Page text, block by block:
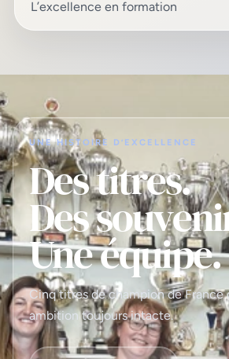
L’excellence en formation
UNE HISTOIRE D’EXCELLENCE
Des titres.
Des
Une équipe.
Cinq titres de champion de France
ambition toujours intacte.